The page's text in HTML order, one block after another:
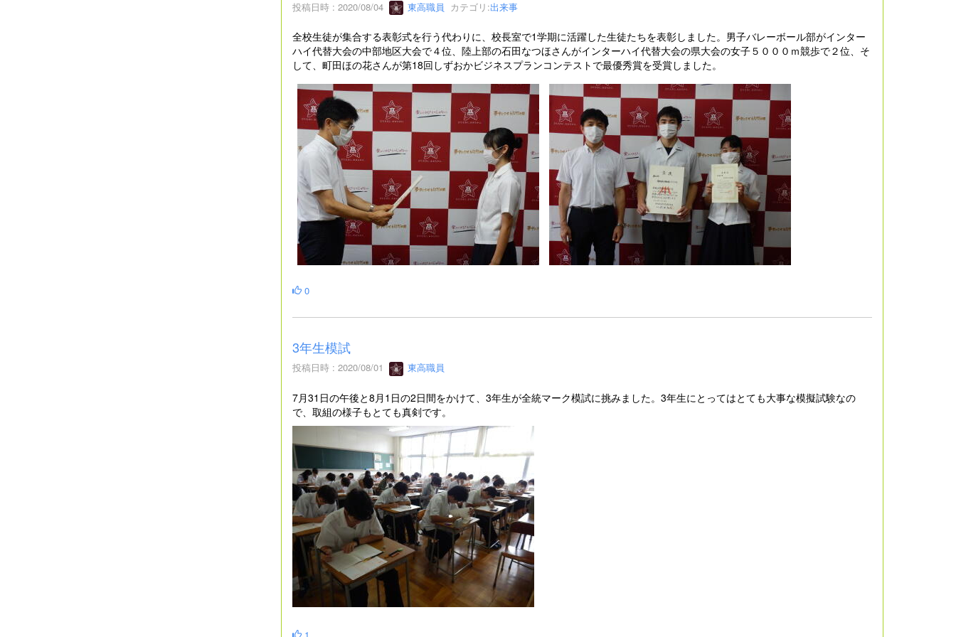
投稿日時 : 2020/08/04 東高職員 カテゴリ:出来事
全校生徒が集合する表彰式を行う代わりに、校長室で1学期に活躍した生徒たちを表彰しました。男子バレーボール部がインター
ハイ代替大会の中部地区大会で４位、陸上部の石田なつほさんがインターハイ代替大会の県大会の女子５０００ｍ競歩で２位、そ
して、町田ほの花さんが第18回しずおかビジネスプランコンテストで最優秀賞を受賞しました。
0
3年生模試
投稿日時 : 2020/08/01 東高職員
7月31日の午後と8月1日の2日間をかけて、3年生が全統マーク模試に挑みました。3年生にとってはとても大事な模擬試験なの
で、取組の様子もとても真剣です。